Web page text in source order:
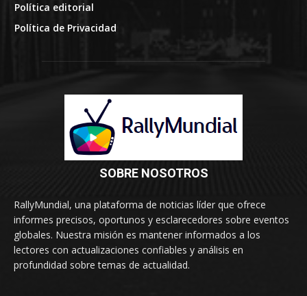
Política editorial
Política de Privacidad
SOBRE NOSOTROS
RallyMundial, una plataforma de noticias líder que ofrece
informes precisos, oportunos y esclarecedores sobre eventos
globales. Nuestra misión es mantener informados a los
lectores con actualizaciones confiables y análisis en
profundidad sobre temas de actualidad.